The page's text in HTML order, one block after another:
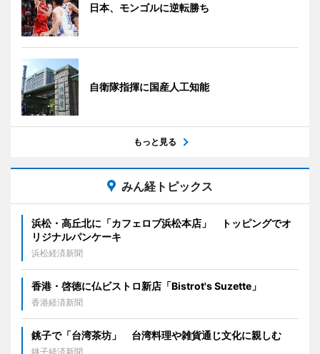
日本、モンゴルに逆転勝ち
自衛隊指揮に国産人工知能
もっと見る
みん経トピックス
浜松・高丘北に「カフェロブ浜松本店」 トッピングでオ
リジナルパンケーキ
浜松経済新聞
香港・啓徳に仏ビストロ新店「Bistrot's Suzette」
香港経済新聞
銚子で「台湾茶坊」 台湾料理や雑貨通じ文化に親しむ
銚子経済新聞